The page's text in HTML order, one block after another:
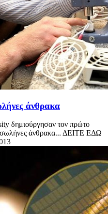
άνθρακα
δημιούργησαν τον πρώτο
άνθρακα... ΔΕΙΤΕ ΕΔΩ